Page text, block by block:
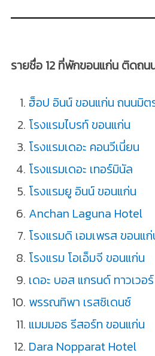
รายชื่อ 12 ที่พักขอนแก่น ติดถ
ฮ็อป อินน์ ขอนแก่น ถนนมิ
โรงแรมไบรท์ ขอนแก่น
โรงแรมเดอะ คอนวีเนี่ยน
โรงแรมเดอะ เทอร์มินัล
โรงแรมยู อินน์ ขอนแก่น
Anchan Laguna Hotel
โรงแรมดิ เอมเพรส ขอนแ
โรงแรม โอเอ็มจี ขอนแก่น
เดอะ บอส แกรนด์ ทาวเวอร์
พรรณทิพา เรสซิเดนซ์
แมมมอธ รีสอร์ท ขอนแก่น
Dara Nopparat Hotel